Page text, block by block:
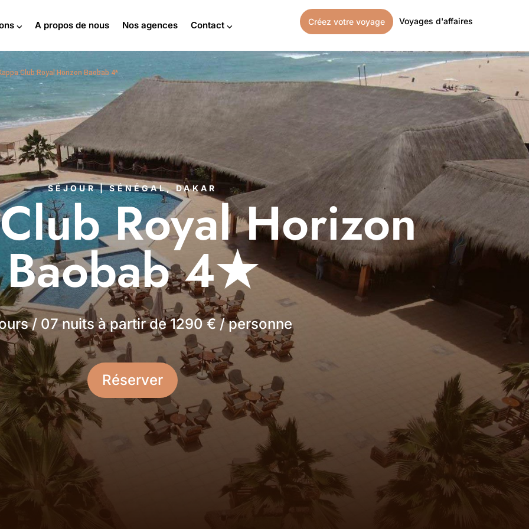
⌵ A propos de nous Nos agences Contact ⌵ Créez votre voyage Voyages d'affaires
Club Royal Horizon Baobab 4*
SÉJOUR | SÉNÉGAL, DAKAR
Royal Horizon
Baobab 4★
/ 07 nuits à partir de 1290 € / personne
Réserver